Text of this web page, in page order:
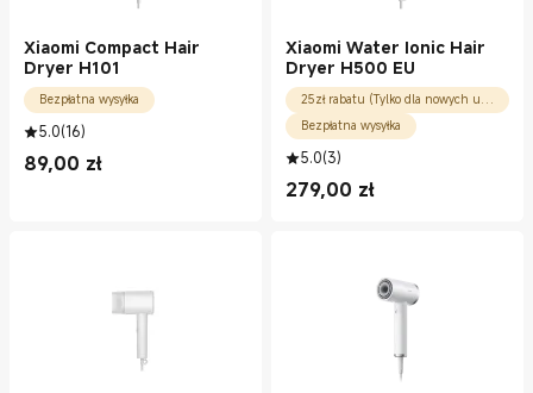
Xiaomi Compact Hair
Dryer H101
Bezpłatna wysyłka
5.0(16)
89,00 zł
Current Price zł89.00
Xiaomi Water Ionic Hair
Dryer H500 EU
25zł rabatu (Tylko dla nowych użytkowników)
Bezpłatna wysyłka
5.0(3)
279,00 zł
Current Price zł279.00